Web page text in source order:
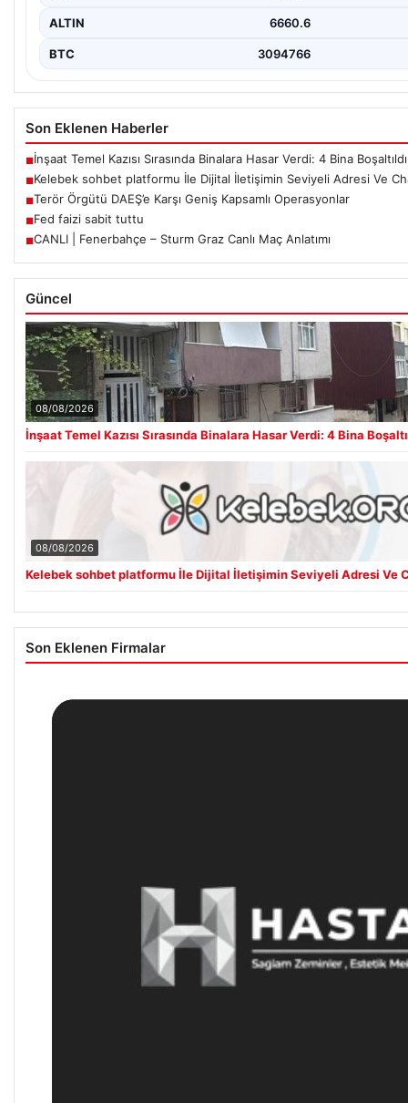
ALTIN 6660.6
BTC 3094766
Son Eklenen Haberler
■İnşaat Temel Kazısı Sırasında Binalara Hasar Verdi: 4 Bina Boşaltıldı
■Kelebek sohbet platformu İle Dijital İletişimin Seviyeli Adresi Ve
■Terör Örgütü DAEŞ’e Karşı Geniş Kapsamlı Operasyonlar
■Fed faizi sabit tuttu
■CANLI | Fenerbahçe – Sturm Graz Canlı Maç Anlatımı
Güncel
08/08/2026
İnşaat Temel Kazısı Sırasında Binalara Hasar Verdi: 4 Bina
08/08/2026
Kelebek sohbet platformu İle Dijital İletişimin Seviyeli Adresi Ve
Son Eklenen Firmalar